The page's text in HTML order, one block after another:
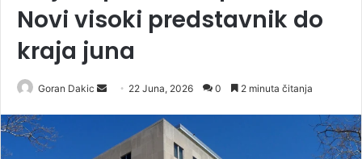
Novi visoki predstavnik do
kraja juna
Goran Dakic
d
22 Juna, 2026 0 2 minuta čitanja